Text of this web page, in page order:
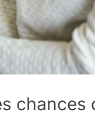
chances